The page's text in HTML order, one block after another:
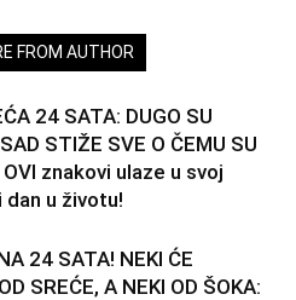
FROM AUTHOR
24 SATA: DUGO SU
STIŽE SVE O ČEMU SU
znakovi ulaze u svoj
u životu!
24 SATA! NEKI ĆE
SREĆE, A NEKI OD ŠOKA: